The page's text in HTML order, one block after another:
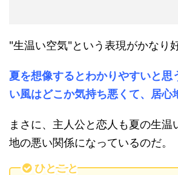
"生温い空気"という表現がかなり好
夏を想像するとわかりやすいと思
い風はどこか気持ち悪くて、居心
まさに、主人公と恋人も夏の生温
地の悪い関係になっているのだ。
ひとこと